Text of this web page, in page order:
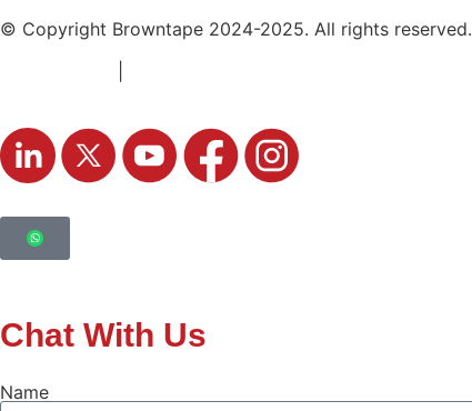
© Copyright Browntape 2024-2025. All rights reserved.
Chat With Us
Name